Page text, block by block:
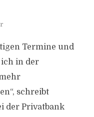
Termine und
in der
schreibt
der Privatbank